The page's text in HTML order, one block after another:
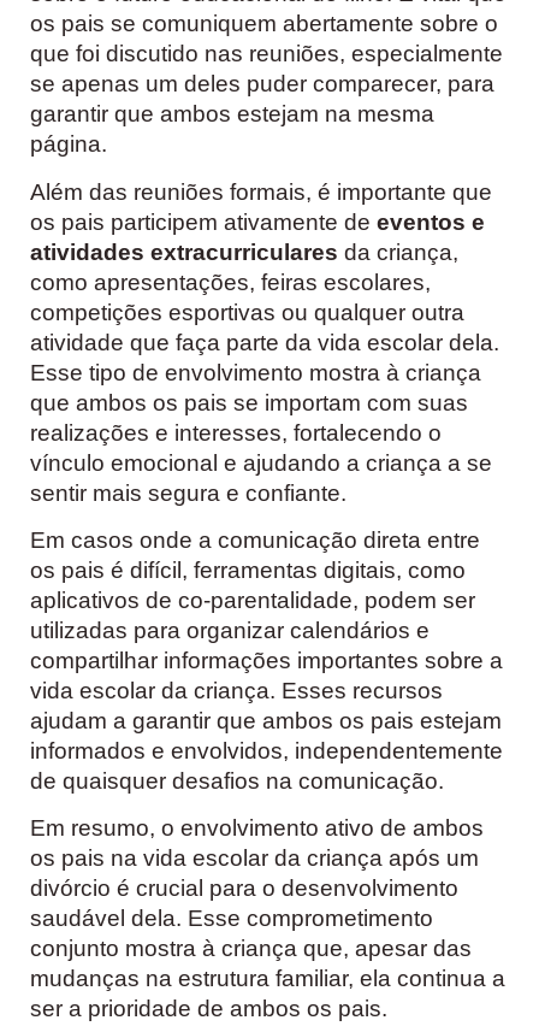
os pais se comuniquem abertamente sobre o
que foi discutido nas reuniões, especialmente
se apenas um deles puder comparecer, para
garantir que ambos estejam na mesma
página.
Além das reuniões formais, é importante que
os pais participem ativamente de eventos e
atividades extracurriculares da criança,
como apresentações, feiras escolares,
competições esportivas ou qualquer outra
atividade que faça parte da vida escolar dela.
Esse tipo de envolvimento mostra à criança
que ambos os pais se importam com suas
realizações e interesses, fortalecendo o
vínculo emocional e ajudando a criança a se
sentir mais segura e confiante.
Em casos onde a comunicação direta entre
os pais é difícil, ferramentas digitais, como
aplicativos de co-parentalidade, podem ser
utilizadas para organizar calendários e
compartilhar informações importantes sobre a
vida escolar da criança. Esses recursos
ajudam a garantir que ambos os pais estejam
informados e envolvidos, independentemente
de quaisquer desafios na comunicação.
Em resumo, o envolvimento ativo de ambos
os pais na vida escolar da criança após um
divórcio é crucial para o desenvolvimento
saudável dela. Esse comprometimento
conjunto mostra à criança que, apesar das
mudanças na estrutura familiar, ela continua a
ser a prioridade de ambos os pais.